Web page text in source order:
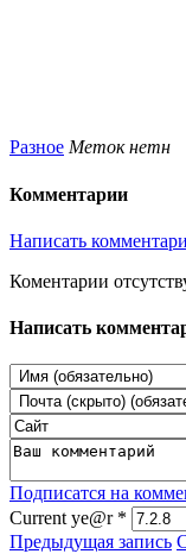
Разное Меток нетн
Комментарии
Написать
Коментарии
Написать
Подписатся на
Current ye@r *
Предыдущая запись